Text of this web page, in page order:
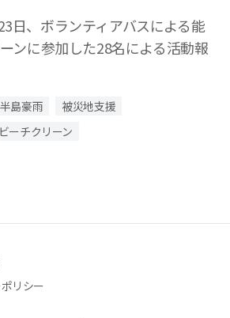
日、ボランティアバスによる能
ンに参加した28名による活動報
島豪雨
被災地支援
ビーチクリーン
リシー